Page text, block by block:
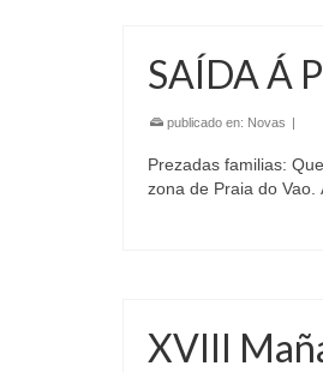
SAÍDA Á
publicado en: Novas |
Prezadas familias:
zona de Praia do
XVIII